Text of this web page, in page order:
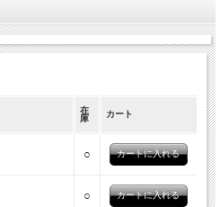
在
庫
カート
○
○